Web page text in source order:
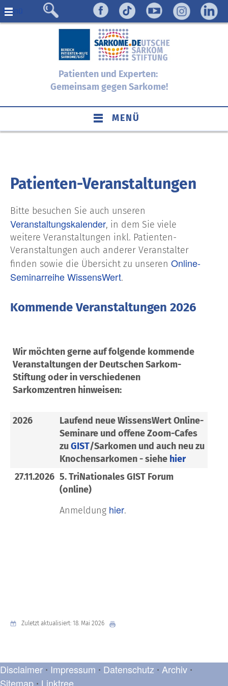
Menü
Patienten und Experten:
Gemeinsam gegen Sarkome!
MENÜ
Patienten-Veranstaltungen
Bitte besuchen Sie auch unseren
Veranstaltungskalender, in dem Sie viele
weitere Veranstaltungen inkl. Patienten-
Veranstaltungen auch anderer Veranstalter
finden sowie die Übersicht zu unseren Online-
Seminarreihe WissensWert.
Kommende Veranstaltungen 2026
Wir möchten gerne auf folgende kommende
Veranstaltungen der Deutschen Sarkom-
Stiftung oder in verschiedenen
Sarkomzentren hinweisen:
2026
Laufend neue WissensWert Online-
Seminare und offene Zoom-Cafes
zuGIST/Sarkomen und auch neu zu
Knochensarkomen - siehe hier
27.11.2026 5. TriNationales GIST Forum
(online)
Anmeldung hier.
Zuletzt aktualisiert: 18. Mai 2026
Disclaimer • Impressum • Datenschutz • Archiv •
Sitemap Linktree